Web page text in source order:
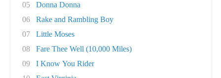
05
Donna Donna
06
Rake and Rambling Boy
07
Little Moses
08
Fare Thee Well (10,000 Miles)
09
I Know You Rider